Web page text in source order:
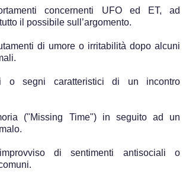
concernenti UFO ed ET, ad
il possibile sull’argomento.
di umore o irritabilità dopo alcuni
o segni caratteristici di un incontro
("Missing Time") in seguito ad un
di sentimenti antisociali o